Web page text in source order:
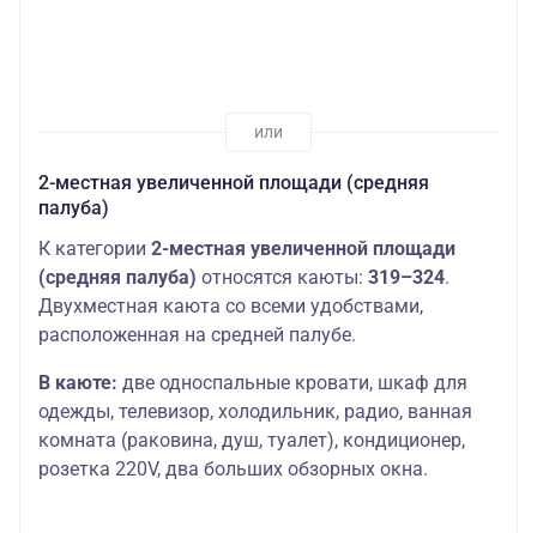
2-местная увеличенной площади (средняя
палуба)
К категории 2-местная увеличенной площади
(средняя палуба) относятся каюты: 319–324.
Двухместная каюта со всеми удобствами,
расположенная на средней палубе.
В каюте: две односпальные кровати, шкаф для
одежды, телевизор, холодильник, радио, ванная
комната (раковина, душ, туалет), кондиционер,
розетка 220V, два больших обзорных окна.